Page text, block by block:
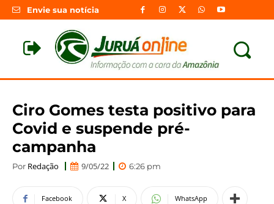
Envie sua notícia
Ciro Gomes testa positivo para
Covid e suspende pré-
campanha
Por Redação 9/05/22 6:26 pm
Facebook X WhatsApp